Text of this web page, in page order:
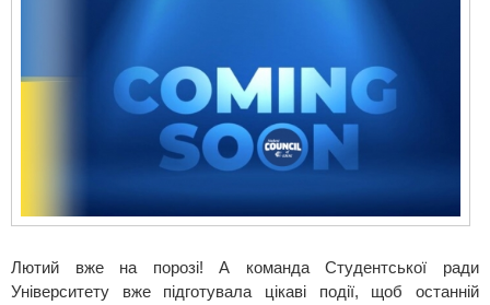
Лютий вже на порозі! А команда Студентської ради
Університету вже підготувала цікаві події, щоб останній